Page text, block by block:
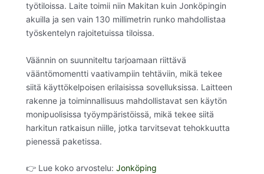
työtiloissa. Laite toimii niin Makitan kuin Jonköpingin
akuilla ja sen vain 130 millimetrin runko mahdollistaa
työskentelyn rajoitetuissa tiloissa.
Väännin on suunniteltu tarjoamaan riittävä
vääntömomentti vaativampiin tehtäviin, mikä tekee
siitä käyttökelpoisen erilaisissa sovelluksissa. Laitteen
rakenne ja toiminnallisuus mahdollistavat sen käytön
monipuolisissa työympäristöissä, mikä tekee siitä
harkitun ratkaisun niille, jotka tarvitsevat tehokkuutta
pienessä paketissa.
👉 Lue koko arvostelu: Jonköping